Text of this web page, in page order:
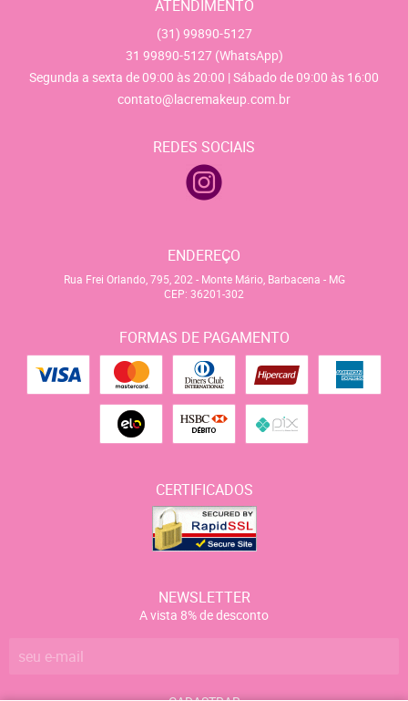
ATENDIMENTO
(31) 99890-5127
31 99890-5127 (WhatsApp)
Segunda a sexta de 09:00 às 20:00 | Sábado de 09:00 às 16:00
contato@lacremakeup.com.br
REDES SOCIAIS
ENDEREÇO
Rua Frei Orlando, 795, 202 - Monte Mário, Barbacena - MG
CEP: 36201-302
FORMAS DE PAGAMENTO
CERTIFICADOS
NEWSLETTER
A vista 8% de desconto